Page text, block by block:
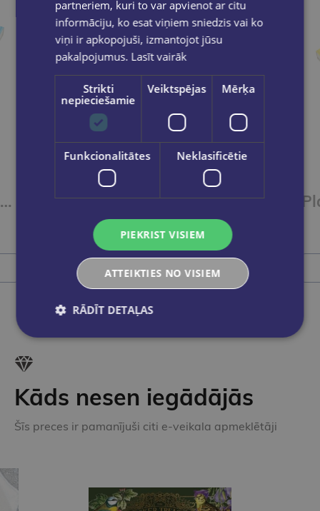
Plastilīns10kr.12gr.GAMMA'UA Plastilīns12kr.16gr.GAMMA'UA
€3.45
Ielikt grozā
Kāds nesen iegādājās
Šīs preces ir pamanījuši citi e-veikala apmeklētāji
partneriem, kuri to var apvienot ar citu
informāciju, ko esat viņiem sniedzis vai ko
viņi ir apkopojuši, izmantojot jūsu
pakalpojumus. Lasīt vairāk
Strikti
nepieciešamie
Veiktspējas Mērķa
Funkcionalitātes Neklasificētie
PIEKRIST VISIEM
ATTEIKTIES NO VISIEM
RĀDĪT DETAĻAS